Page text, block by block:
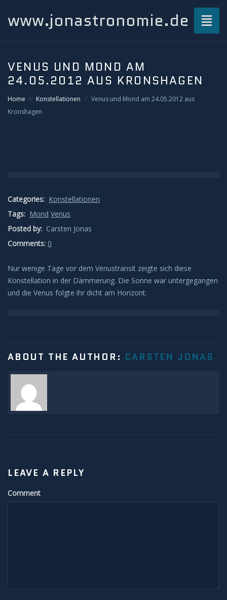
www.jonastronomie.de
Beiträge
Kondensstreifenschatten
Leuchtende Nachtwolken
Lichtsäulen
Meeresleuchten
Polarlicht
Regenbögen
VENUS UND MOND AM
24.05.2012 AUS KRONSHAGEN
Home Konstellationen
Venus und Mond am 24.05.2012 aus
Kronshagen
Categories: Konstellationen
Tags: Mond Venus
Posted by: Carsten Jonas
Comments: 0
Nur wenige Tage vor dem Venustransit zeigte sich diese
Konstellation in der Dämmerung. Die Sonne war untergegangen
und die Venus folgte ihr dicht am Horizont.
ABOUT THE AUTHOR: CARSTEN JONAS
LEAVE A REPLY
Comment